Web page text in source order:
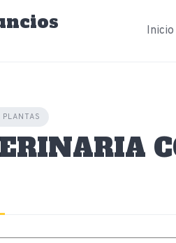
Inicio